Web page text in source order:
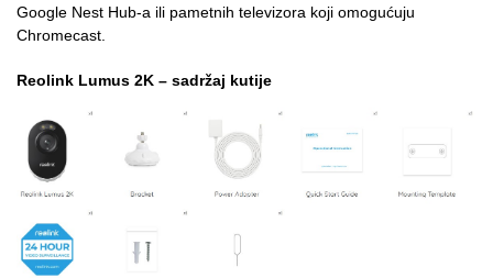
Google Nest Hub-a ili pametnih televizora koji omogućuju
Chromecast.
Reolink Lumus 2K – sadržaj kutije